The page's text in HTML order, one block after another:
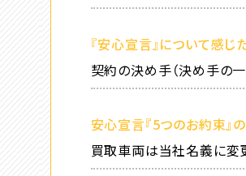
『安心宣言』について感じ
契約の決め手（決め手の
安心宣言『5つのお約束』
買取車両は当社名義に変